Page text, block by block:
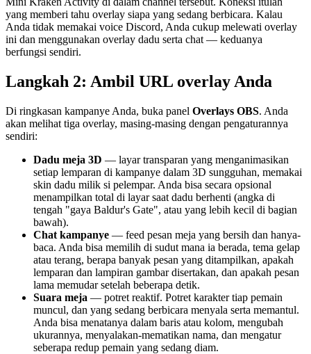
yang memberi tahu overlay siapa yang sedang berbicara. Kalau
Anda tidak memakai voice Discord, Anda cukup melewati overlay
ini dan menggunakan overlay dadu serta chat — keduanya
berfungsi sendiri.
Langkah 2: Ambil URL overlay Anda
Di ringkasan kampanye Anda, buka panel Overlays OBS. Anda
akan melihat tiga overlay, masing-masing dengan pengaturannya
sendiri:
Dadu meja 3D — layar transparan yang menganimasikan
setiap lemparan di kampanye dalam 3D sungguhan, memakai
skin dadu milik si pelempar. Anda bisa secara opsional
menampilkan total di layar saat dadu berhenti (angka di
tengah "gaya Baldur's Gate", atau yang lebih kecil di bagian
bawah).
Chat kampanye — feed pesan meja yang bersih dan hanya-
baca. Anda bisa memilih di sudut mana ia berada, tema gelap
atau terang, berapa banyak pesan yang ditampilkan, apakah
lemparan dan lampiran gambar disertakan, dan apakah pesan
lama memudar setelah beberapa detik.
Suara meja — potret reaktif. Potret karakter tiap pemain
muncul, dan yang sedang berbicara menyala serta memantul.
Anda bisa menatanya dalam baris atau kolom, mengubah
ukurannya, menyalakan-mematikan nama, dan mengatur
seberapa redup pemain yang sedang diam.